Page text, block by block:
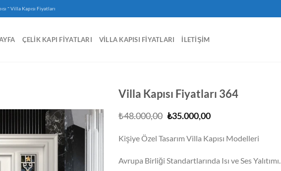
-Villa Kapısı Fiyatları
ÇELIK KAPI FIYATLARI VILLA KAPISI FIYATLARI İLETIŞIM
Villa Kapısı Fiyatları 364
₺48.000,00 Orijinal
₺35.000,00Şu
₺35.000,00.
Kişiye Özel Tasarım Villa Kapısı Modelleri
Avrupa Birliği Standartlarında Isı ve Ses Yalıtımı.